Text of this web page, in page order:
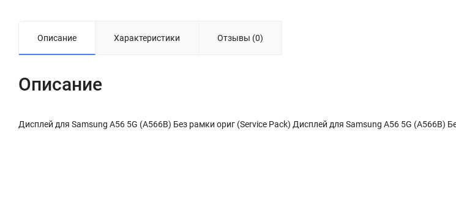
Описание Характеристики Отзывы (0)
Описание
Дисплей для Samsung A56 5G (A566B) Без рамки ориг (Service Pack) Дисплей для Samsung A56 5G (A566B)